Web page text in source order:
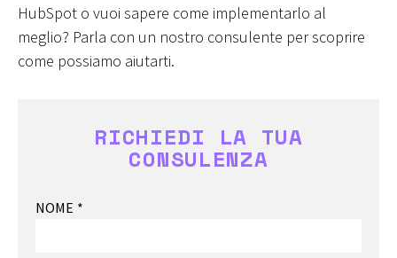
HubSpot o vuoi sapere come implementarlo al
meglio? Parla con un nostro consulente per scoprire
come possiamo aiutarti.
RICHIEDI LA TUA
CONSULENZA
NOME *